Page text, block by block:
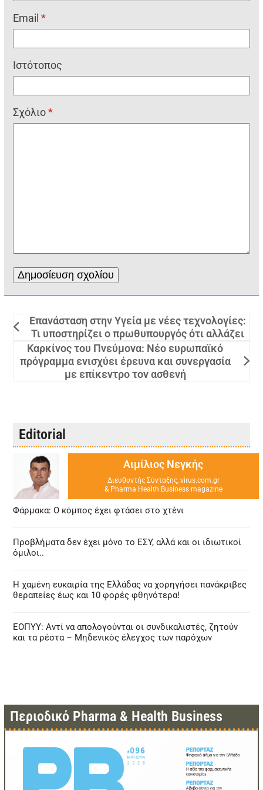
Email*
Ιστότοπος
Σχόλιο*
Επανάσταση στην Υγεία με νέες τεχνολογίες:
Τι υποστηρίζει ο πρωθυπουργός ότι αλλάζει
Καρκίνος του Πνεύμονα: Νέο ευρωπαϊκό
πρόγραμμα ενισχύει έρευνα και συνεργασία
με επίκεντρο τον ασθενή
Editorial
Αιμίλιος Νεγκής
Διευθυντής Σύνταξης, virus.com.gr
& Pharma Health Business magazine
Φάρμακα: Ο κόμπος έχει φτάσει στο χτένι
Προβλήματα δεν έχει μόνο το ΕΣΥ, αλλά και οι ιδιωτικοί
όμιλοι..
Η χαμένη ευκαιρία της Ελλάδας να χορηγήσει πανάκριβες
θεραπείες έως και 10 φορές φθηνότερα!
ΕΟΠΥΥ: Αντί να απολογούνται οι συνδικαλιστές, ζητούν
και τα ρέστα – Μηδενικός έλεγχος των παρόχων
Περιοδικό Pharma & Health Business